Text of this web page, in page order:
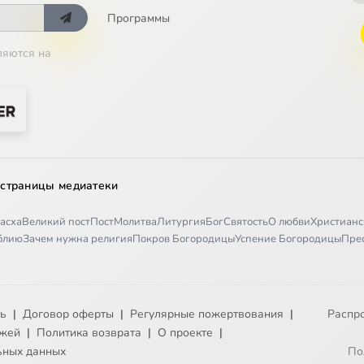
20
24
28
на
Программы
медиатеки
Великий постПостМолитваЛитургияБогСвятостьО любви
Зачем нужна религияПокров БогородицыУспение Богородицы
| Договор оферты | Регулярные пожертвования |
| Политика возврата | О проекте |
данных